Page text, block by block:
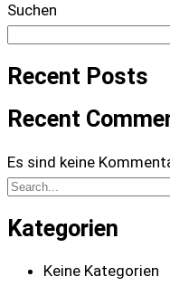
Suchen
Recent Posts
Recent
Es sind keine
Kategorien
Keine Kategorien